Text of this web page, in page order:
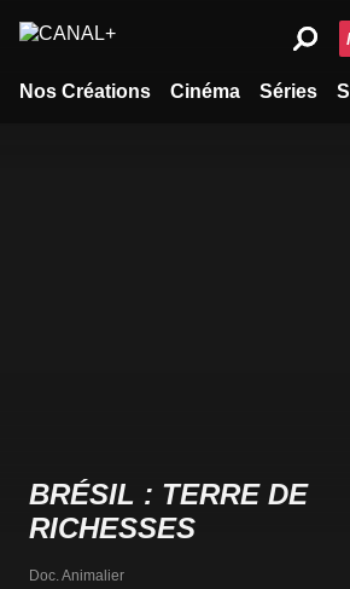
Nos Créations Cinéma Séries
BRÉSIL : TERRE DE
RICHESSES
Doc. Animalier